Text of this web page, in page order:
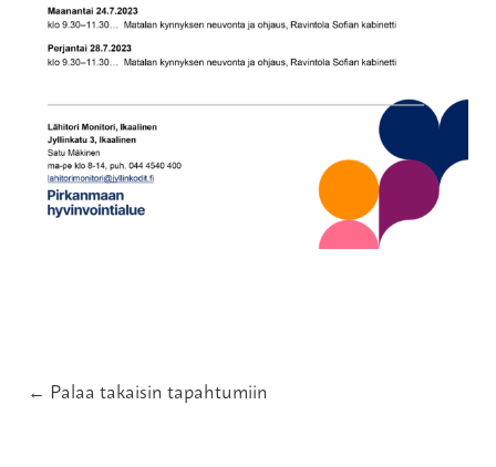
← Palaa takaisin tapahtumiin